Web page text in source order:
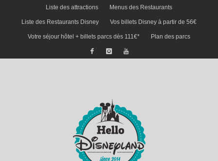
Liste des attractions Menus des Restaurants
Liste des Restaurants Disney Vos billets Disney à partir de 56€
Votre séjour hôtel + billets parcs dès 111€* Plan des parcs